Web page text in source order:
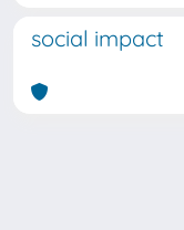
social impact